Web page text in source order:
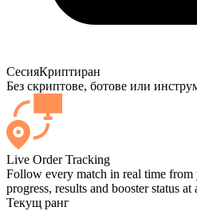
СесияКриптиран
Без скриптове, ботове или
Live Order Tracking
Follow every match in real time
progress, results and booster status at
Текущ ранг